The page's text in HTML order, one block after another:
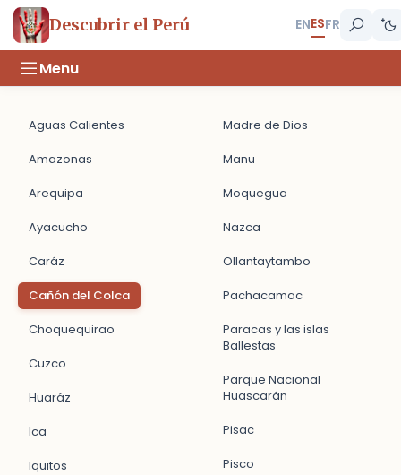
Descubrir el Perú ENESFR
Menu
Aguas Calientes
Amazonas
Arequipa
Ayacucho
Caráz
Cañón del Colca
Choquequirao
Cuzco
Huaráz
Ica
Iquitos
Madre de Dios
Manu
Moquegua
Nazca
Ollantaytambo
Pachacamac
Paracas y las islas
Ballestas
Parque Nacional
Huascarán
Pisac
Pisco